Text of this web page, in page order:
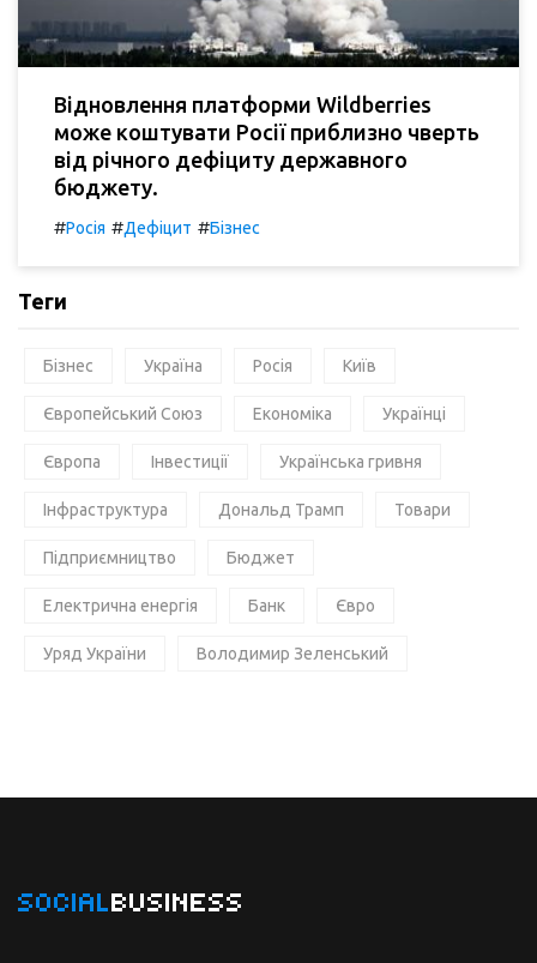
Відновлення платформи Wildberries
може коштувати Росії приблизно чверть
від річного дефіциту державного
бюджету.
#Росія #Дефіцит #Бізнес
Теги
Бізнес Україна Росія Київ
Європейський Союз Економіка Українці
Європа Інвестиції Українська гривня
Інфраструктура Дональд Трамп Товари
Підприємництво Бюджет
Електрична енергія Банк Євро
Уряд України Володимир Зеленський
SOCIALBUSINESS